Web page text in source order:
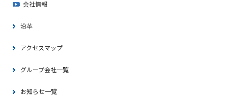
会社情報
沿革
アクセスマップ
グループ会社一覧
お知らせ一覧